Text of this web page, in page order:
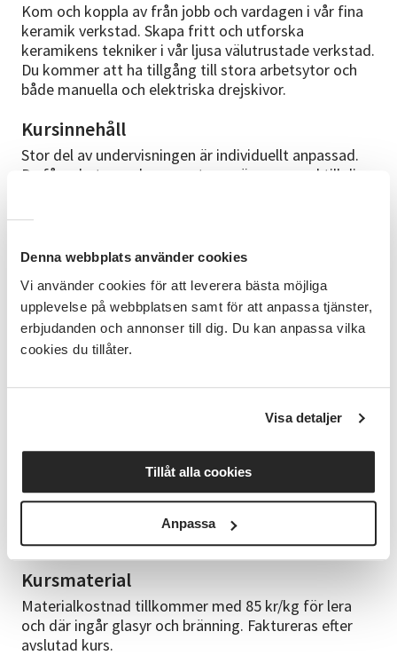
Denna webbplats använder cookies
Vi använder cookies för att leverera bästa möjliga
upplevelse på webbplatsen samt för att anpassa tjänster,
erbjudanden och annonser till dig. Du kan anpassa vilka
cookies du tillåter.
Visa detaljer
Tillåt alla cookies
Anpassa
Kom och koppla av från jobb och vardagen i vår fina
keramik verkstad. Skapa fritt och utforska
keramikens tekniker i vår ljusa välutrustade verkstad.
Du kommer att ha tillgång till stora arbetsytor och
både manuella och elektriska drejskivor.
Kursinnehåll
Stor del av undervisningen är individuellt anpassad.
Du får arbeta med moment som är anpassad till dina
bland ett brett sortiment av våra glasyrer. Kursens
keramik och att kunna se möjligheterna i processen
och utveckla dig in din kreativitet.
Förkunskaper
Jessica är keramiker med lång erfarenhet att hålla
kurser i keramik. Hon har haft kurser på
Studieförbundet Vuxenskolan i över 20 år och är
utbildad på Östra Greviefolkhögskola och Konstfack
i Stockholm.
Kursmaterial
Materialkostnad tillkommer med 85 kr/kg för lera
och där ingår glasyr och bränning. Faktureras efter
avslutad kurs.